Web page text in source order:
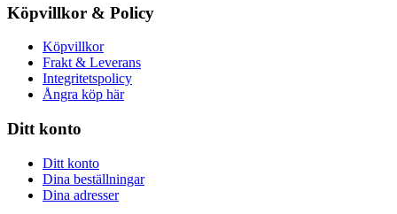
Köpvillkor & Policy
Köpvillkor
Frakt & Leverans
Integritetspolicy
Ångra köp här
Ditt konto
Ditt konto
Dina beställningar
Dina adresser